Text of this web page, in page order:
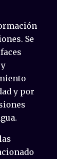
Se
y por